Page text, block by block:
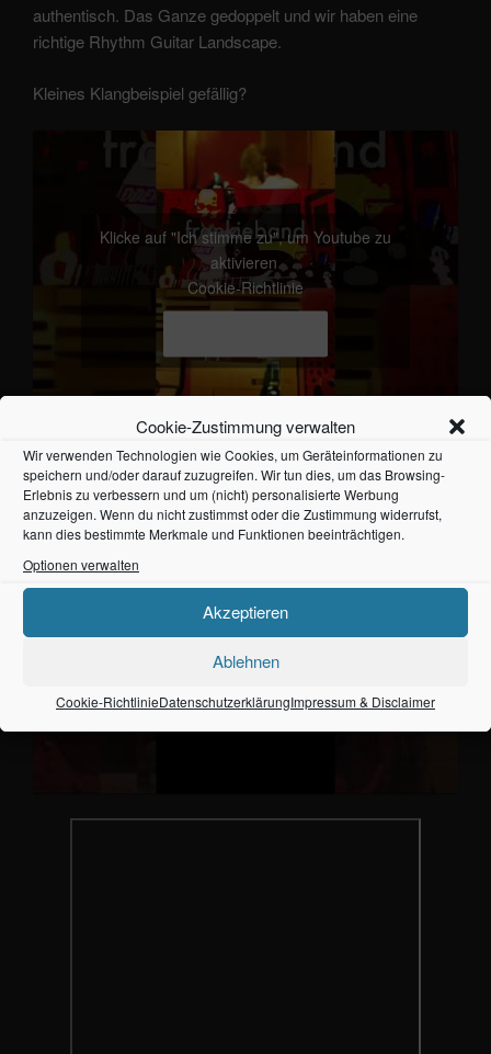
Cookie-Zustimmung verwalten
Wir verwenden Technologien wie Cookies, um Geräteinformationen zu
speichern und/oder darauf zuzugreifen. Wir tun dies, um das Browsing-
Erlebnis zu verbessern und um (nicht) personalisierte Werbung
anzuzeigen. Wenn du nicht zustimmst oder die Zustimmung widerrufst,
kann dies bestimmte Merkmale und Funktionen beeinträchtigen.
Optionen verwalten
Akzeptieren
Ablehnen
Cookie-RichtlinieDatenschutzerklärungImpressum & Disclaimer
authentisch. Das Ganze gedoppelt und wir haben eine
richtige Rhythm Guitar Landscape.
Kleines Klangbeispiel gefällig?
Klicke auf "Ich stimme zu", um Youtube zu
aktivieren
Cookie-Richtlinie
Klicke auf "Ich stimme zu", um Youtube zu
aktivieren